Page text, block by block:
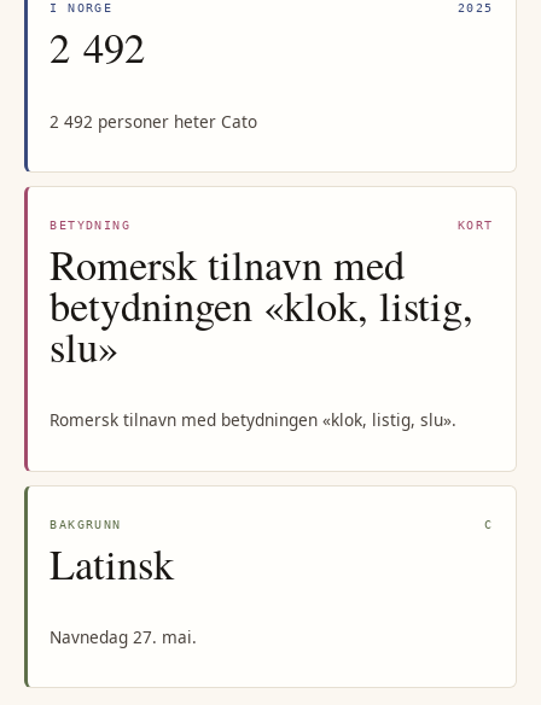
I NORGE 2025
2 492
2 492 personer heter Cato
BETYDNING KORT
Romersk tilnavn med
betydningen «klok, listig,
slu»
Romersk tilnavn med betydningen «klok, listig, slu».
BAKGRUNN C
Latinsk
Navnedag 27. mai.